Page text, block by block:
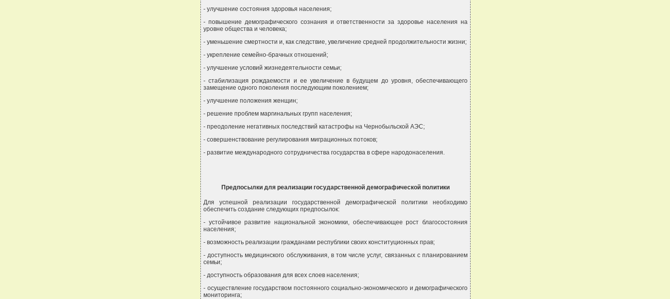
- улучшение состояния здоровья населения;
- повышение демографического сознания и ответственности за здоровье населения на
уровне общества и человека;
- уменьшение смертности и, как следствие, увеличение средней продолжительности жизни;
- укрепление семейно-брачных отношений;
- улучшение условий жизнедеятельности семьи;
- стабилизация рождаемости и ее увеличение в будущем до уровня, обеспечивающего
замещение одного поколения последующим поколением;
- улучшение положения женщин;
- решение проблем маргинальных групп населения;
- преодоление негативных последствий катастрофы на Чернобыльской АЭС;
- совершенствование регулирования миграционных потоков;
- развитие международного сотрудничества государства в сфере народонаселения.
Предпосылки для реализации государственной демографической политики
Для успешной реализации государственной демографической политики необходимо
обеспечить создание следующих предпосылок:
- устойчивое развитие национальной экономики, обеспечивающее рост благосостояния
населения;
- возможность реализации гражданами республики своих конституционных прав;
- доступность медицинского обслуживания, в том числе услуг, связанных с планированием
семьи;
- доступность образования для всех слоев населения;
- осуществление государством постоянного социально-экономического и демографического
мониторинга;